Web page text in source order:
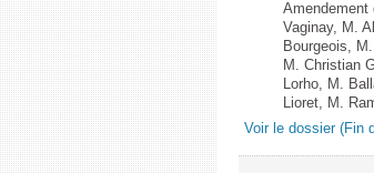
Amendement
Vaginay, M.
Bourgeois,
M. Christian
Lorho, M.
Lioret, M.
Voir le dossier (Fin